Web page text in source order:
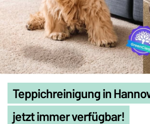
Teppichreinigung in
jetzt immer verfügbar!